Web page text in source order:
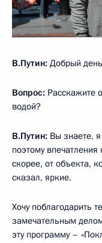
В.Путин: Добрый
Вопрос: Расскажите
водой?
В.Путин: Вы знаете,
поэтому
скорее, от объекта,
сказал, яркие.
Хочу поблагодарить
замечательным
эту программу –